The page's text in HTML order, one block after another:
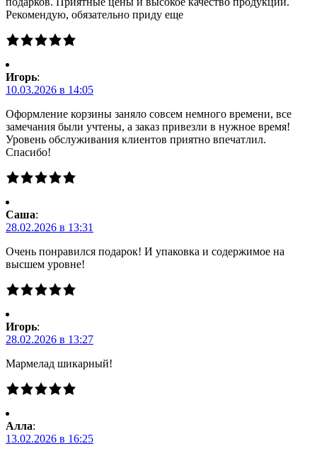
Рекомендую, обязательно приду еще
Игорь:
10.03.2026 в 14:05
Оформление корзины заняло совсем немного времени, все
замечания были учтены, а заказ привезли в нужное время!
Уровень обслуживания клиентов приятно впечатлил.
Спасибо!
Саша:
28.02.2026 в 13:31
Очень понравился подарок! И упаковка и содержимое на
высшем уровне!
Игорь:
28.02.2026 в 13:27
Мармелад шикарный!
Алла:
13.02.2026 в 16:25